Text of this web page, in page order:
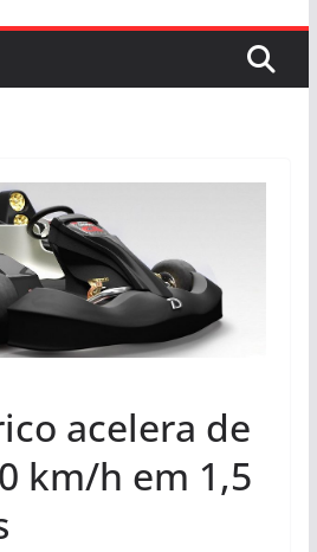
acelera de
km/h em 1,5